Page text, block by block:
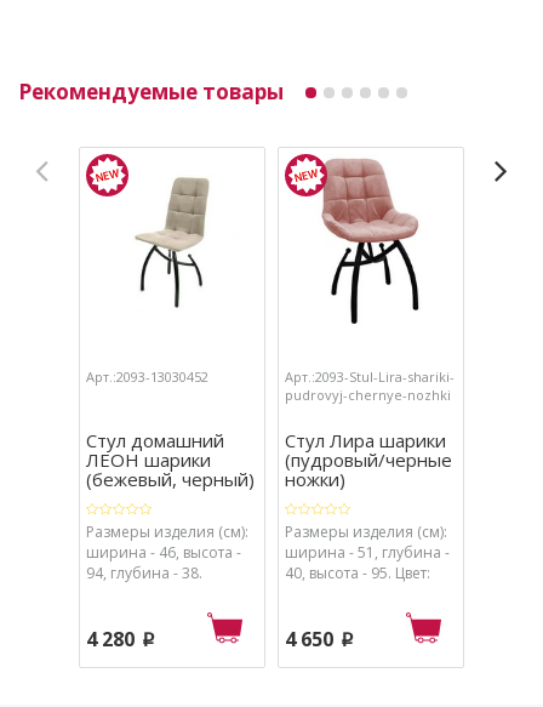
Рекомендуемые товары
Арт.:2093-13030452
Стул домашний
ЛЕОН шарики
(бежевый, черный)
Размеры изделия (см):
ширина - 46, высота -
94, глубина - 38.
4 280 p
Арт.:2093-Stul-Lira-shariki-
pudrovyj-chernye-nozhki
Стул Лира шарики
(пудровый/черные
ножки)
Размеры изделия (см):
ширина - 51, глубина -
40, высота - 95. Цвет:
обивка - пудровый.
4 650 p